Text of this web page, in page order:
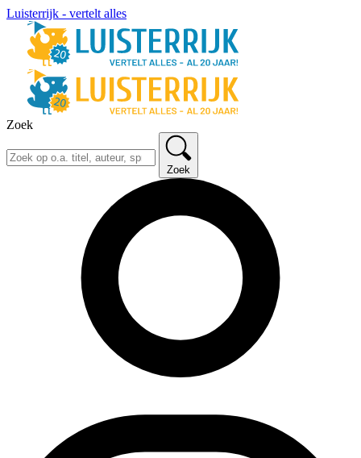
Luisterrijk - vertelt alles
Zoek
Zoek